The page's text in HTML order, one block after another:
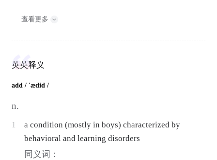
查看更多
英英释义
add / 'ædid /
n.
1
a condition (mostly in boys) characterized by
behavioral and learning disorders
同义词：